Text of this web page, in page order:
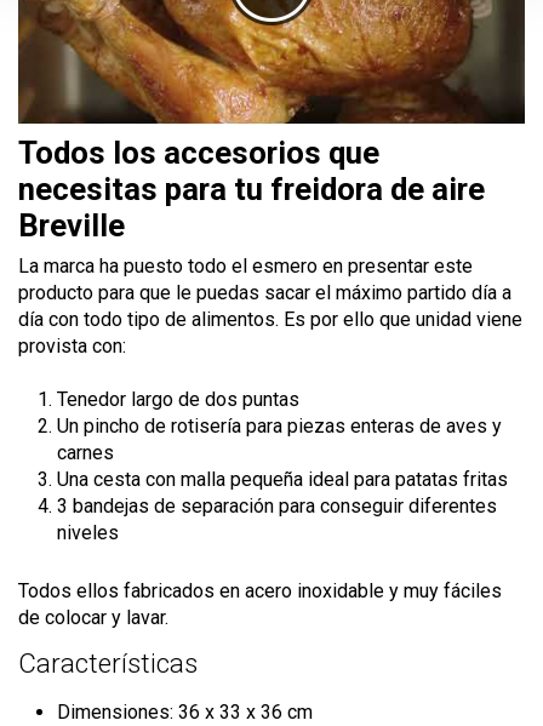
Todos los accesorios que
necesitas para tu freidora de aire
Breville
La marca ha puesto todo el esmero en presentar este
producto para que le puedas sacar el máximo partido día a
día con todo tipo de alimentos. Es por ello que unidad viene
provista con:
Tenedor largo de dos puntas
Un pincho de rotisería para piezas enteras de aves y
carnes
Una cesta con malla pequeña ideal para patatas fritas
3 bandejas de separación para conseguir diferentes
niveles
Todos ellos fabricados en acero inoxidable y muy fáciles
de colocar y lavar.
Características
Dimensiones: ‎36 x 33 x 36 cm